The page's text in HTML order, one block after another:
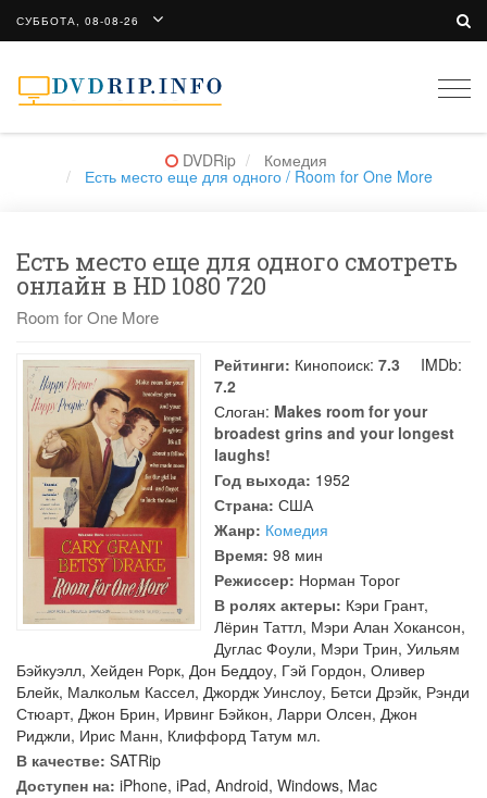
СУББОТА, 08-08-26
DVDRip Комедия
Есть место еще для одного / Room for One More
Есть место еще для одного смотреть
онлайн в HD 1080 720
Room for One More
Рейтинги: Кинопоиск: 7.3
IMDb:
7.2
Слоган: Makes room for your
broadest grins and your longest
laughs!
Год выхода: 1952
Страна: США
Жанр: Комедия
Время: 98 мин
Режиссер: Норман Торог
В ролях актеры: Кэри Грант,
Лёрин Таттл, Мэри Алан Хокансон,
Дуглас Фоули, Мэри Трин, Уильям
Бэйкуэлл, Хейден Рорк, Дон Беддоу, Гэй Гордон, Оливер
Блейк, Малкольм Кассел, Джордж Уинслоу, Бетси Дрэйк, Рэнди
Стюарт, Джон Брин, Ирвинг Бэйкон, Ларри Олсен, Джон
Риджли, Ирис Манн, Клиффорд Татум мл.
В качестве: SATRip
Доступен на: iPhone, iPad, Android, Windows, Mac